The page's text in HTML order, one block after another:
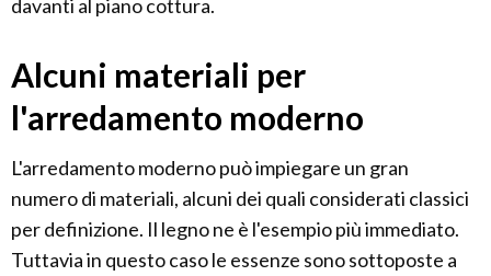
davanti al piano cottura.
Alcuni materiali per
l'arredamento moderno
L'arredamento moderno può impiegare un gran
numero di materiali, alcuni dei quali considerati classici
per definizione. Il legno ne è l'esempio più immediato.
Tuttavia in questo caso le essenze sono sottoposte a